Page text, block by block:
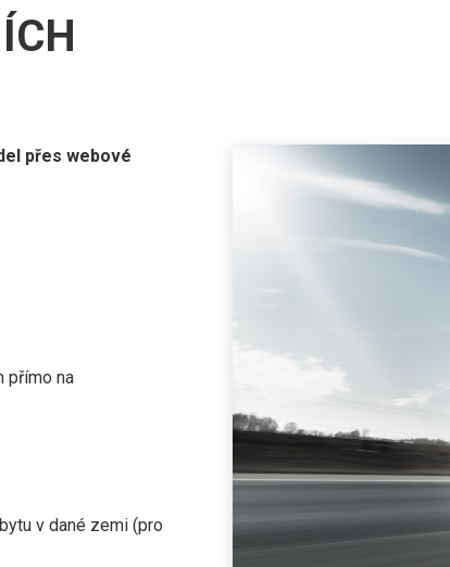
přes webové
přímo na
v dané zemi (pro